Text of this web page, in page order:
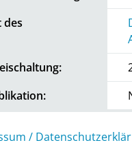
des
/